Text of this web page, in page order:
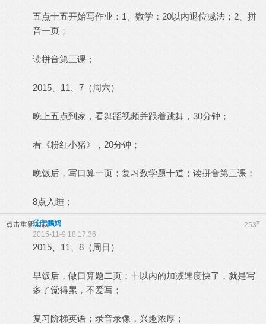
五点十五开始写作业：1、数学：20以内退位减法；2、拼
音一页；
读拼音第三课；
2015、11、7（周六）
晚上五点到家，看舞蹈视频并跟着跳舞，30分钟；
看《粉红小猪》，20分钟；
晚饭后，写口算一页；复习数学题十道；读拼音第三课；
8点入睡；
点击重新加载 253#
辽宁鹏妈
2015-11-9 18:17:36
2015、11、8（周日）
早饭后，做口算题二页；十以内的加减速度快了，就是写
多了觉得累，不爱写；
复习阶梯英语；录音录像，兴趣浓厚；